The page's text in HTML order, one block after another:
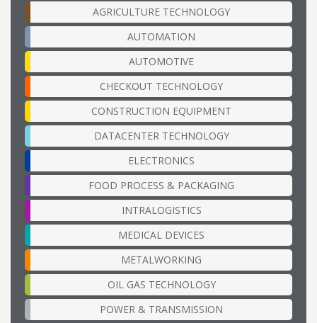
AGRICULTURE TECHNOLOGY
AUTOMATION
AUTOMOTIVE
CHECKOUT TECHNOLOGY
CONSTRUCTION EQUIPMENT
DATACENTER TECHNOLOGY
ELECTRONICS
FOOD PROCESS & PACKAGING
INTRALOGISTICS
MEDICAL DEVICES
METALWORKING
OIL GAS TECHNOLOGY
POWER & TRANSMISSION